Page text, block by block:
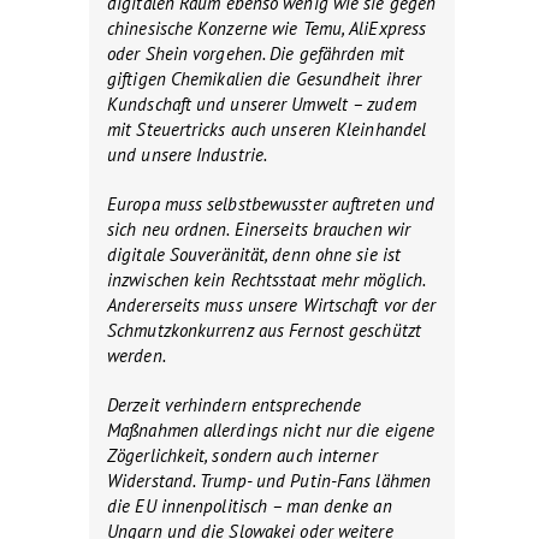
chinesische Konzerne wie Temu, AliExpress
oder Shein vorgehen. Die gefährden mit
giftigen Chemikalien die Gesundheit ihrer
Kundschaft und unserer Umwelt – zudem
mit Steuertricks auch unseren Kleinhandel
und unsere Industrie.
Europa muss selbstbewusster auftreten und
sich neu ordnen. Einerseits brauchen wir
digitale Souveränität, denn ohne sie ist
inzwischen kein Rechtsstaat mehr möglich.
Andererseits muss unsere Wirtschaft vor der
Schmutzkonkurrenz aus Fernost geschützt
werden.
Derzeit verhindern entsprechende
Maßnahmen allerdings nicht nur die eigene
Zögerlichkeit, sondern auch interner
Widerstand. Trump- und Putin-Fans lähmen
die EU innenpolitisch – man denke an
Ungarn und die Slowakei oder weitere